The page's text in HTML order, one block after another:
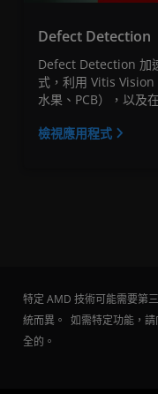
Defect Detection
Defect Detection 加
式，利用 Vitis Vision
水果、PCB），以及
檢視應用程式
特定 AMD 技術可能需要第
統而異。 如需特定功能，
全的。